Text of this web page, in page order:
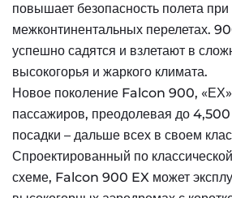
повышает безопасность полета при
межконтинентальных перелетах.
успешно садятся и взлетают в
высокогорья и жаркого климата.
Новое поколение Falcon 900,
пассажиров, преодолевая до
посадки – дальше всех в своем
Спроектированный по
схеме, Falcon 900 EX может